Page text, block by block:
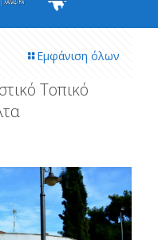
Εμφάνιση όλων
Τοπικό